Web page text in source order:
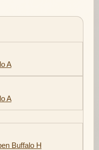
A
A
Buffalo H